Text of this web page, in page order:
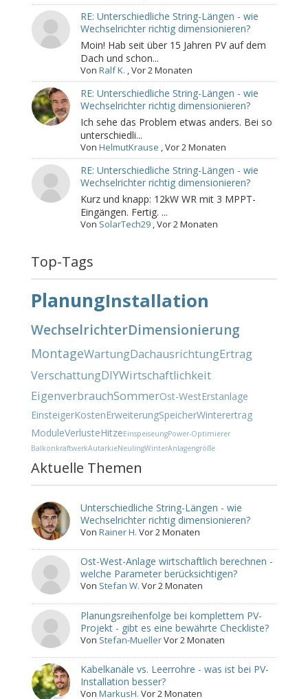
RE: Unterschiedliche String-Längen - wie
Wechselrichter richtig dimensionieren?
Moin! Hab seit über 15 Jahren PV auf dem
Dach und schon...
VonRalf K. ,Vor 2 Monaten
RE: Unterschiedliche String-Längen - wie
Wechselrichter richtig dimensionieren?
Ich sehe das Problem etwas anders. Bei so
unterschiedli...
VonHelmutKrause ,Vor 2 Monaten
RE: Unterschiedliche String-Längen - wie
Wechselrichter richtig dimensionieren?
Kurz und knapp: 12kW WR mit 3 MPPT-
Eingängen. Fertig. ...
Von SolarTech29 ,Vor 2 Monaten
Top-Tags
PlanungInstallation
WechselrichterDimensionierung
MontageWartungDachausrichtungErtrag
VerschattungDIYWirtschaftlichkeit
EigenverbrauchSommerOst-WestErstanlage
EinsteigerKostenErweiterungSpeicherWinterertrag
ModuleVerlusteHitzeEinspeiseungPower-Optimierer
BalkonkraftwerkAutarkieNeulingWinterAnlagengröße
Aktuelle Themen
Unterschiedliche String-Längen - wie
Wechselrichter richtig dimensionieren?
VonRainer H. Vor 2 Monaten
Ost-West-Anlage wirtschaftlich berechnen -
welche Parameter berücksichtigen?
Von Stefan W. Vor 2 Monaten
Planungsreihenfolge bei komplettem PV-
Projekt - gibt es eine bewährte Checkliste?
Von Stefan-MuellerVor 2 Monaten
Kabelkanäle vs. Leerrohre - was ist bei PV-
Installation besser?
VonMarkusH. Vor 2 Monaten